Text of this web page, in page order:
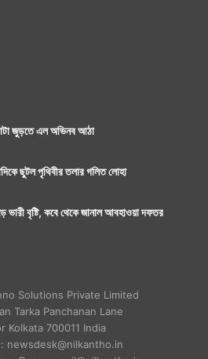
জুড়তে এল অভিনব আঠা
ছুটল পৃথিবীর তলার গলিত লোহা
ভারী বৃষ্টি, কবে থেকে জানাল আবহাওয়া দফতর
Solutions Private Limited
Tarka Panchanan Lane
Kolkata 700011 India
newsdesk@nilkantho.in